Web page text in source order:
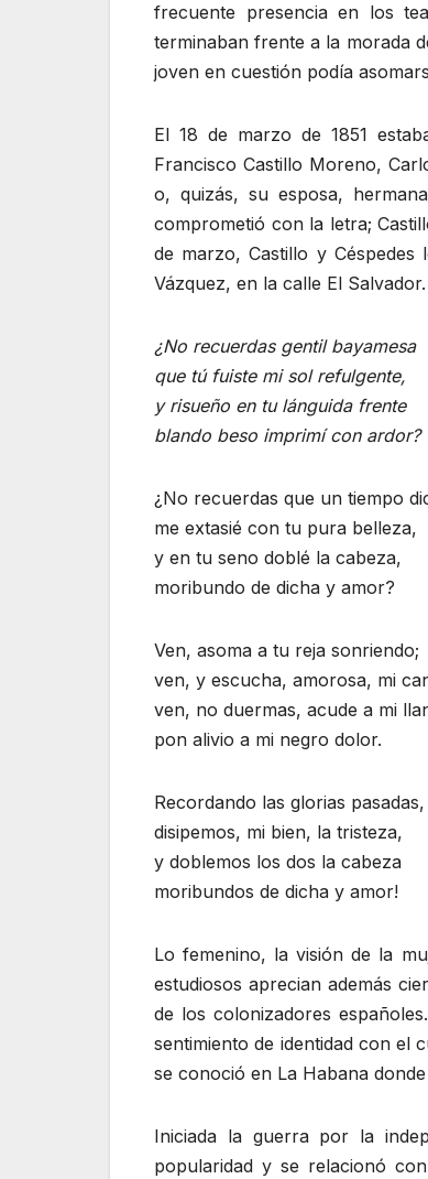
frecuente presencia en los
terminaban frente a la morada
joven en cuestión podía
El 18 de marzo de 1851
Francisco Castillo Moreno,
o, quizás, su esposa,
comprometió con la letra;
de marzo, Castillo y
Vázquez, en la calle El
¿No recuerdas gentil bayamesa
que tú fuiste mi sol refulgente,
y risueño en tu lánguida frente
blando beso imprimí con ardor?
¿No recuerdas que un tiempo
me extasié con tu pura belleza,
y en tu seno doblé la cabeza,
moribundo de dicha y amor?
Ven, asoma a tu reja sonriendo;
ven, y escucha, amorosa, mi
ven, no duermas, acude a mi
pon alivio a mi negro dolor.
Recordando las glorias pasadas,
disipemos, mi bien, la tristeza,
y doblemos los dos la cabeza
moribundos de dicha y amor!
Lo femenino, la visión de la
estudiosos aprecian además
de los colonizadores
sentimiento de identidad con el
se conoció en La Habana
Iniciada la guerra por la
popularidad y se relacionó